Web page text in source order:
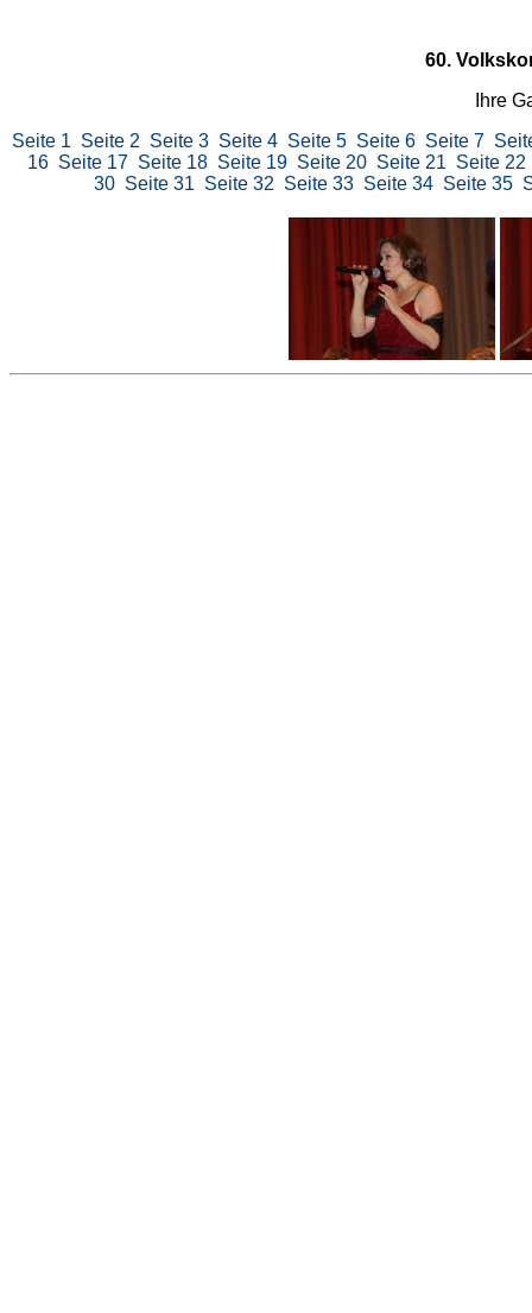
60.
Ihre
Seite 1 Seite 2 Seite 3 Seite 4 Seite 5 Seite 6 Seite 7
16 Seite 17 Seite 18 Seite 19 Seite 20 Seite 21 Seite 22
30 Seite 31 Seite 32 Seite 33 Seite 34 Seite 35